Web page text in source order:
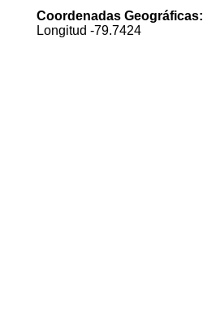
Coordenadas Geográficas:
Longitud -79.7424